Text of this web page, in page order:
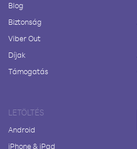
Blog
Biztonság
Viber Out
Díjak
Támogatás
LETÖLTÉS
Android
iPhone & iPad